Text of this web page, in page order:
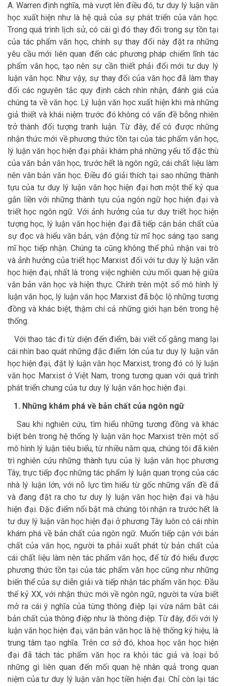
A. Warren định nghĩa, mà vượt lên điều đó, tư duy lý luận văn
học xuất hiện như là hệ quả của sự phát triển của văn học.
Trong quá trình lịch sử, có cái gì đó thay đổi trong sự tồn tại
của tác phẩm văn học, chính sự thay đổi này đặt ra những
yêu cầu mới liên quan đến các phương pháp chiếm lĩnh tác
phẩm văn học, tạo nên sự cần thiết phải đổi mới tư duy lý
luận văn học. Như vậy, sự thay đổi của văn học đã làm thay
đổi các nguyên tắc quy định cách nhìn nhận, đánh giá của
chúng ta về văn học. Lý luận văn học xuất hiện khi mà những
giả thiết và khái niệm trước đó không có vấn đề bỗng nhiên
trở thành đối tượng tranh luận. Từ đây, để có được những
nhận thức mới về phương thức tồn tại của tác phẩm văn học,
lý luận văn học hiện đại phải khám phá những yếu tố đặc thù
của văn bản văn học, trước hết là ngôn ngữ, cái chất liệu làm
nên văn bản văn học. Điều đó giải thích tại sao những thành
tựu của tư duy lý luận văn học hiện đại hơn một thế kỷ qua
gắn liền với những thành tựu của ngôn ngữ học hiện đại và
triết học ngôn ngữ. Với ảnh hưởng của tư duy triết học hiện
tượng học, lý luận văn học hiện đại đã tiếp cận bản chất của
sự đọc và hiểu văn bản, vận động từ mĩ học sáng tạo sang
mĩ học tiếp nhận. Chúng ta cũng không thể phủ nhận vai trò
và ảnh hưởng của triết học Marxist đối với tư duy lý luận văn
học hiện đại, nhất là trong việc nghiên cứu mối quan hệ giữa
văn bản văn học và hiện thực. Chính trên một số mô hình lý
luận văn học, lý luận văn học Marxist đã bộc lộ những tương
đồng và khác biệt, thậm chí cả những giới hạn bên trong hệ
thống.
Với thao tác đi từ diện đến điểm, bài viết cố gắng mang lại
cái nhìn bao quát những đặc điểm lớn của tư duy lý luận văn
học hiện đại, đặt lý luận văn học Marxist, trong đó có lý luận
văn học Marxist ở Việt Nam, trong tương quan với quá trình
phát triển chung của tư duy lý luận văn học hiện đại.
1. Những khám phá về bản chất của ngôn ngữ
Sau khi nghiên cứu, tìm hiểu những tương đồng và khác
biệt bên trong hệ thống lý luận văn học Marxist trên một số
mô hình lý luận tiêu biểu, từ nhiều năm qua, chúng tôi đã kiên
trì nghiên cứu những thành tựu của lý luận văn học phương
Tây, trực tiếp đọc những tác phẩm lý luận quan trọng của các
nhà lý luận lớn, với nỗ lực tìm hiểu từ gốc những vấn đề đã
và đang đặt ra cho tư duy lý luận văn học hiện đại và hậu
hiện đại. Đặc điểm nổi bật mà chúng tôi nhận ra trước hết là
tư duy lý luận văn học hiện đại ở phương Tây luôn có cái nhìn
khám phá về bản chất của ngôn ngữ. Muốn tiếp cận với bản
chất của văn học, người ta phải xuất phát từ bản chất của
cái chất liệu làm nên tác phẩm văn học, để từ đó hiểu được
phương thức tồn tại của tác phẩm văn học cũng như những
biến thể của sự diễn giải và tiếp nhận tác phẩm văn học. Đầu
thế kỷ XX, với nhận thức mới về ngôn ngữ, người ta vừa biết
mở ra cái ý nghĩa của từng thông điệp lại vừa nắm bắt cái
bản chất của thông điệp như là thông điệp. Từ đây, đối với lý
luận văn học hiện đại, văn bản văn học là hệ thống ký hiệu, là
trung tâm tạo nghĩa. Trên cơ sở đó, khoa học văn học hiện
đại đã tách tác phẩm văn học ra khỏi tác giả và loại bỏ
những gì liên quan đến mối quan hệ nhân quả trong quan
niệm của tư duy lý luận văn học tiền hiện đại. Chỉ còn lại tác